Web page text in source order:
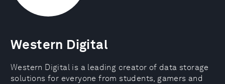
Western Digital
Western Digital is a leading creator of data storage
solutions for everyone from students, gamers and